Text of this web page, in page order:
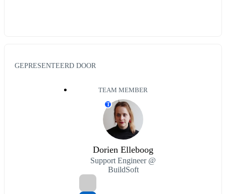
GEPRESENTEERD DOOR
TEAM MEMBER
T
Dorien Elleboog
Support Engineer @
BuildSoft